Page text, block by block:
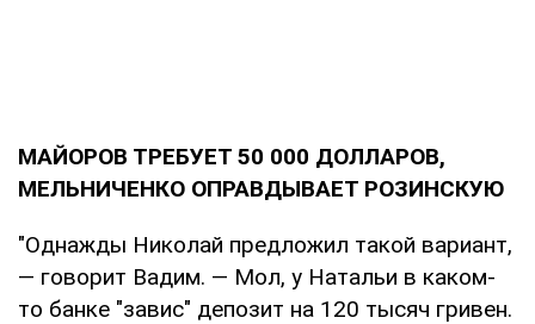
МАЙОРОВ ТРЕБУЕТ 50 000 ДОЛЛАРОВ,
МЕЛЬНИЧЕНКО ОПРАВДЫВАЕТ РОЗИНСКУЮ
"Однажды Николай предложил такой вариант,
— говорит Вадим. — Мол, у Натальи в каком-
то банке "завис" депозит на 120 тысяч гривен.